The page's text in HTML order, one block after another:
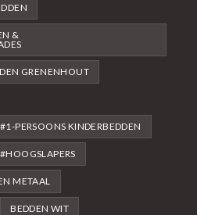
&
GRENENHOUT
PERSOONS KINDERBEDDEN
METAAL
BEDDEN WIT